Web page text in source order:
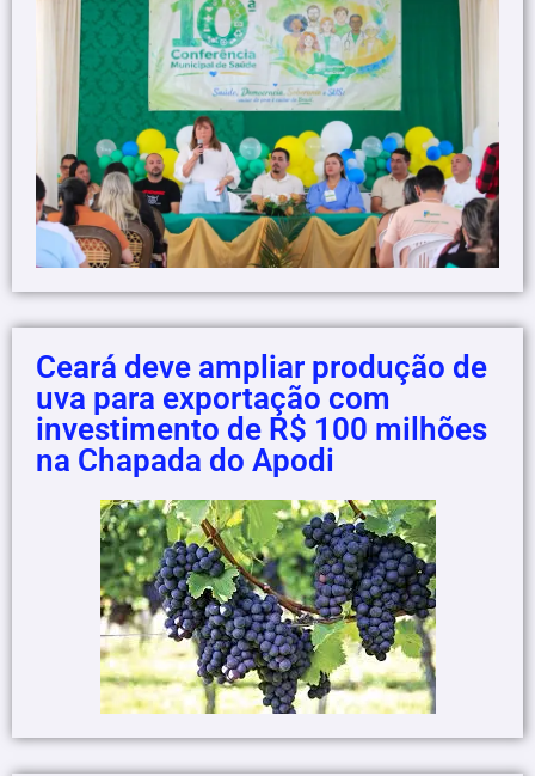
Ceará deve ampliar produção de
uva para exportação com
investimento de R$ 100 milhões
na Chapada do Apodi